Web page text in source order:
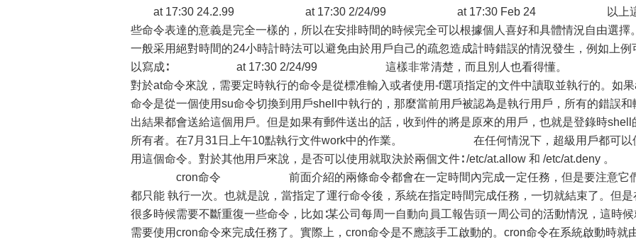
at 17:30 24.2.99 at 17:30 2/24/99 at 17:30 Feb 24 以上
些命令表達的意義是完全一樣的，所以在安排時間的時候完全可以根據個人喜好和具體情況自由選擇。
一般采用絕對時間的24小時計時法可以避免由於用戶自己的疏忽造成計時錯誤的情況發生，例如上例
以寫成∶ at 17:30 2/24/99 這樣非常清楚，而且別人也看得懂。
對於at命令來說，需要定時執行的命令是從標准輸入或者使用-f選項指定的文件中讀取並執行的。如
命令是從一個使用su命令切換到用戶shell中執行的，那麼當前用戶被認為是執行用戶，所有的錯誤和
出結果都會送給這個用戶。但是如果有郵件送出的話，收到件的將是原來的用戶，也就是登錄時shell
所有者。在7月31日上午10點執行文件work中的作業。 在任何情況下，超級用戶都可以
用這個命令。對於其他用戶來說，是否可以使用就取決於兩個文件∶ /etc/at.allow 和 /etc/at.deny 。
cron命令 前面介紹的兩條命令都會在一定時間內完成一定任務，但是要注意它
都只能 執行一次。也就是說，當指定了運行命令後，系統在指定時間完成任務，一切就結束了。但是
很多時候需要不斷重復一些命令，比如∶某公司每周一自動向員工報告頭一周公司的活動情況，這時候
需要使用cron命令來完成任務了。實際上，cron命令是不應該手工啟動的。cron命令在系統啟動時就